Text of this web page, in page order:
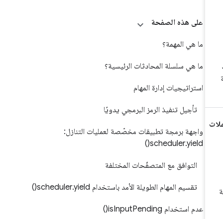
على هذه الصفحة
ما هي المهمة؟
ما هي سلسلة المحادثات الرئيسية؟
استراتيجيات إدارة المهام
تأجيل تنفيذ الرمز البرمجي يدويًا
واجهة برمجة تطبيقات مخصّصة لعمليات التنازل:
scheduler.yield()
التوافق مع المتصفّحات المختلفة
تقسيم المهام الطويلة الأمد باستخدام scheduler.yield()
عدم استخدام isInputPending()